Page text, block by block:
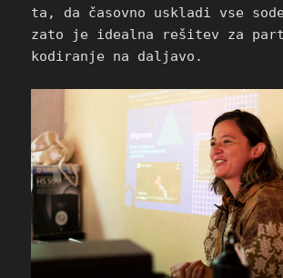
ta, da časovno uskladi vse
zato je idealna rešitev za
kodiranje na daljavo.